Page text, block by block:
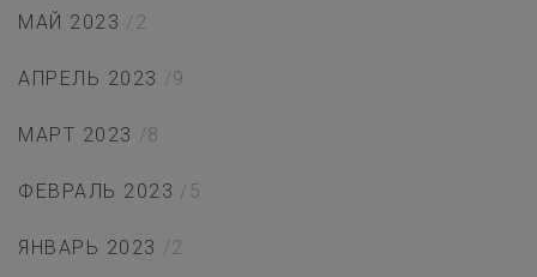
МАЙ 2023 /2
АПРЕЛЬ 2023 /9
МАРТ 2023 /8
ФЕВРАЛЬ 2023 /5
ЯНВАРЬ 2023 /2